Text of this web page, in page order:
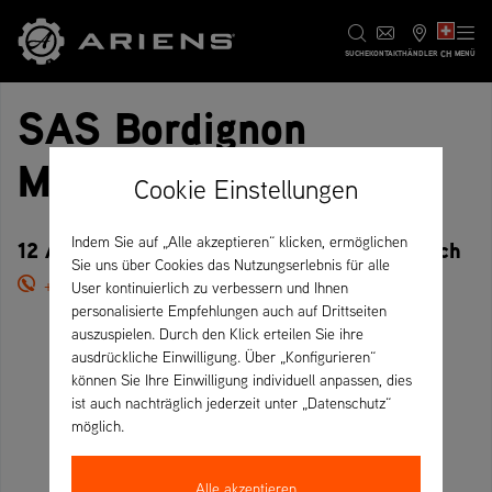
SUCHEKONTAKTHÄNDLER CH MENÜ
SAS Bordignon
Motoculture
12 Av. Mal Joffre, 32100 Condom – Frankreich
+33 5 62 28 03 57
Cookie Einstellungen
Indem Sie auf „Alle akzeptieren“ klicken, ermöglichen
Sie uns über Cookies das Nutzungserlebnis für alle
User kontinuierlich zu verbessern und Ihnen
personalisierte Empfehlungen auch auf Drittseiten
auszuspielen. Durch den Klick erteilen Sie ihre
ausdrückliche Einwilligung. Über „Konfigurieren“
können Sie Ihre Einwilligung individuell anpassen, dies
ist auch nachträglich jederzeit unter „Datenschutz“
möglich.